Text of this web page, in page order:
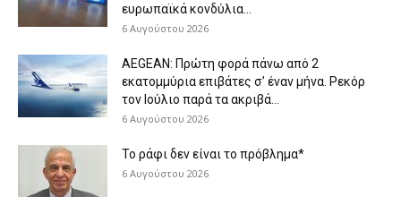
ευρωπαϊκά κονδύλια...
6 Αυγούστου 2026
AEGEAN: Πρώτη φορά πάνω από 2
εκατομμύρια επιβάτες σ’ έναν μήνα. Ρεκόρ
τον Ιούλιο παρά τα ακριβά...
6 Αυγούστου 2026
Το ράφι δεν είναι το πρόβλημα*
6 Αυγούστου 2026